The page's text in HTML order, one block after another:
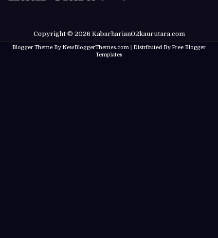
Copyright © 2026 Kabarharian02kaurutara.com
Blogger Theme By NewBloggerThemes.com | Distributed ByFree Blogger
Templates